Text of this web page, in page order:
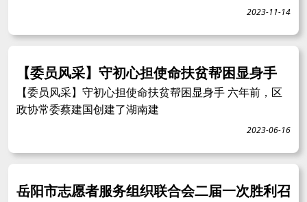
2023-11-14
【委员风采】守初心担使命扶贫帮困显身手
【委员风采】守初心担使命扶贫帮困显身手 六年前，区
政协常委蔡建国创建了湖南建
2023-06-16
岳阳市志愿者服务组织联合会二届一次胜利召